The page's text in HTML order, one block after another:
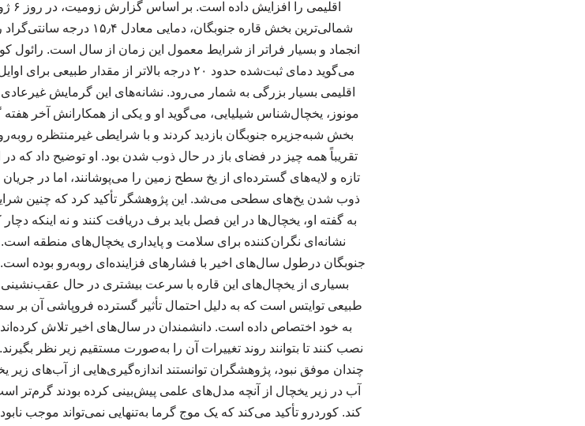
شمالی‌ترین بخش قاره
انجماد و بسیار فراتر از شرایط معمول این زمان از سال است. رائول
می‌گوید دمای ثبت‌شده حدود ۲۰ درجه بالاتر از
اقلیمی بسیار بزرگی به شمار می‌رود. نشانه‌های این گرمایش
مونوز، یخچال‌شناس شیلیایی، می‌گوید او و یکی از همکارانش آخر
بخش شبه‌جزیره جنوبگان بازدید کردند و با شرایطی غیرمنتظره روبه‌رو
تازه و لایه‌های گسترده‌ای از یخ سطح زمین را می‌پوشانند، اما در جریان
ذوب شدن یخ‌های سطحی می‌شد. این پژوهشگر تأکید کرد که چنین
به گفته او، یخچال‌ها در این فصل باید برف دریافت کنند و نه اینکه
نشانه‌ای نگران‌کننده برای سلامت و پایداری یخچال‌های منطقه
جنوبگان درطول سال‌های اخیر با فشارهای فزاینده‌ای روبه‌رو بوده
بسیاری از یخچال‌های این قاره با سرعت بیشتری در حال عقب‌نشینی
طبیعی توایتس است که به دلیل احتمال تأثیر گسترده فروپاشی آن بر
به خود اختصاص داده است. دانشمندان در سال‌های اخیر تلاش
نصب کنند تا بتوانند روند تغییرات آن را به‌صورت مستقیم زیر نظر
چندان موفق نبود، پژوهشگران توانستند اندازه‌گیری‌هایی از آب‌های زیر
آب در زیر یخچال از آنچه مدل‌های علمی پیش‌بینی کرده بودند گرم‌تر
کند. کوردرو تأکید می‌کند که یک موج گرما به‌تنهایی نمی‌تواند موجب